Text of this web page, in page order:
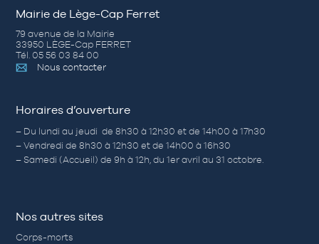
Mairie de Lège-Cap Ferret
79 avenue de la Mairie
33950 LÈGE-Cap FERRET
Tél. 05 56 03 84 00
Nous contacter
Horaires d’ouverture
– Du lundi au jeudi de 8h30 à 12h30 et de 14h00 à 17h30
– Vendredi de 8h30 à 12h30 et de 14h00 à 16h30
– Samedi (Accueil) de 9h à 12h, du 1er avril au 31 octobre.
Nos autres sites
Corps-morts